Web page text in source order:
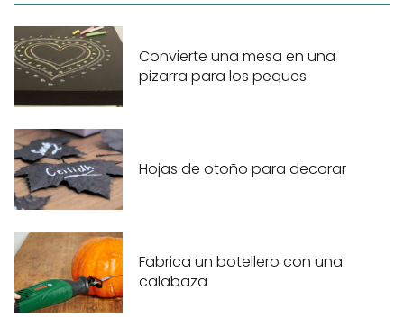
Convierte una mesa en una
pizarra para los peques
Hojas de otoño para decorar
Fabrica un botellero con una
calabaza